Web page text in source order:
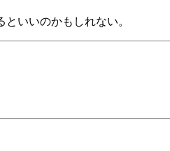
いいのかもしれない。